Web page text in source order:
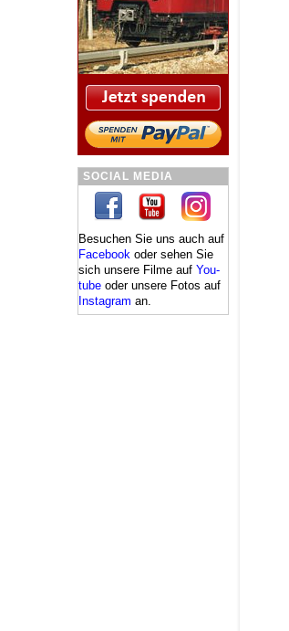
SOCIAL MEDIA
Besuchen Sie uns auch auf
Facebook oder se­hen Sie
sich un­se­re Fil­me auf You­
tube oder un­se­re Fo­tos auf
In­sta­gram an.